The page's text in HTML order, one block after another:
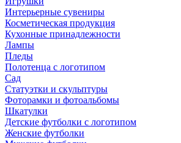
Интерьерные сувениры
Косметическая продукция
Кухонные принадлежности
Лампы
Пледы
Полотенца с логотипом
Сад
Статуэтки и скульптуры
Фоторамки и фотоальбомы
Шкатулки
Детские футболки с логотипом
Женские футболки